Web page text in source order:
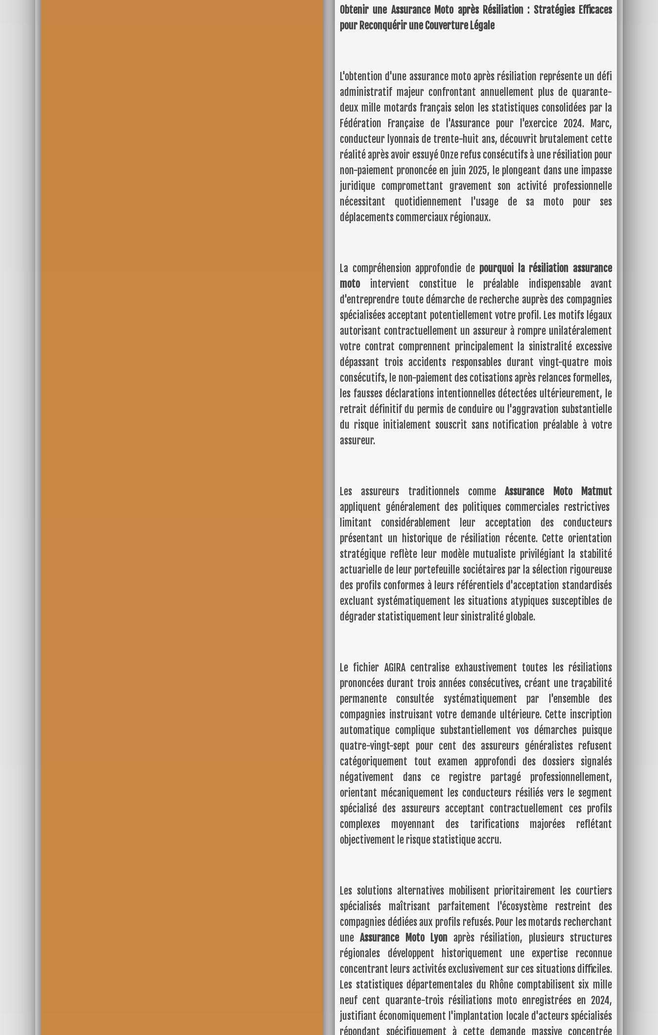
Obtenir une Assurance Moto après Résiliation : Stratégies Efficaces
pour Reconquérir une Couverture Légale
L'obtention d'une assurance moto après résiliation représente un défi
administratif majeur confrontant annuellement plus de quarante-
deux mille motards français selon les statistiques consolidées par la
Fédération Française de l'Assurance pour l'exercice 2024. Marc,
conducteur lyonnais de trente-huit ans, découvrit brutalement cette
réalité après avoir essuyé Onze refus consécutifs à une résiliation pour
non-paiement prononcée en juin 2025, le plongeant dans une impasse
juridique compromettant gravement son activité professionnelle
nécessitant quotidiennement l'usage de sa moto pour ses
déplacements commerciaux régionaux.
La compréhension approfondie de pourquoi la résiliation assurance
motointervient constitue le préalable indispensable avant
d'entreprendre toute démarche de recherche auprès des compagnies
spécialisées acceptant potentiellement votre profil. Les motifs légaux
autorisant contractuellement un assureur à rompre unilatéralement
votre contrat comprennent principalement la sinistralité excessive
dépassant trois accidents responsables durant vingt-quatre mois
consécutifs, le non-paiement des cotisations après relances formelles,
les fausses déclarations intentionnelles détectées ultérieurement, le
retrait définitif du permis de conduire ou l'aggravation substantielle
du risque initialement souscrit sans notification préalable à votre
assureur.
Les assureurs traditionnels commeAssurance Moto Matmut
appliquent généralement des politiques commerciales restrictives
limitant considérablement leur acceptation des conducteurs
présentant un historique de résiliation récente. Cette orientation
stratégique reflète leur modèle mutualiste privilégiant la stabilité
actuarielle de leur portefeuille sociétaires par la sélection rigoureuse
des profils conformes à leurs référentiels d'acceptation standardisés
excluant systématiquement les situations atypiques susceptibles de
dégrader statistiquement leur sinistralité globale.
Le fichier AGIRA centralise exhaustivement toutes les résiliations
prononcées durant trois années consécutives, créant une traçabilité
permanente consultée systématiquement par l'ensemble des
compagnies instruisant votre demande ultérieure. Cette inscription
automatique complique substantiellement vos démarches puisque
quatre-vingt-sept pour cent des assureurs généralistes refusent
catégoriquement tout examen approfondi des dossiers signalés
négativement dans ce registre partagé professionnellement,
orientant mécaniquement les conducteurs résiliés vers le segment
spécialisé des assureurs acceptant contractuellement ces profils
complexes moyennant des tarifications majorées reflétant
objectivement le risque statistique accru.
Les solutions alternatives mobilisent prioritairement les courtiers
spécialisés maîtrisant parfaitement l'écosystème restreint des
compagnies dédiées aux profils refusés. Pour les motards recherchant
uneAssurance Moto Lyonaprès résiliation, plusieurs structures
régionales développent historiquement une expertise reconnue
concentrant leurs activités exclusivement sur ces situations difficiles.
Les statistiques départementales du Rhône comptabilisent six mille
neuf cent quarante-trois résiliations moto enregistrées en 2024,
justifiant économiquement l'implantation locale d'acteurs spécialisés
répondant spécifiquement à cette demande massive concentrée